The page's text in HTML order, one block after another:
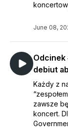
June 08,
Odcinek
debiut
Każdy z
zawsze
koncert.